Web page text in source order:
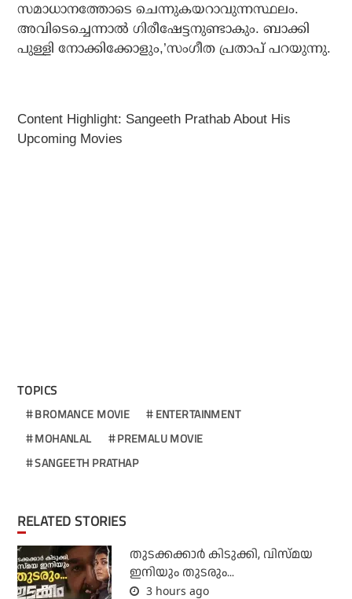
സമാധാനത്തോടെ ചെന്നുകയറാവുന്നസ്ഥലം.
അവിടെച്ചെന്നാൽ ഗിരീഷേട്ടനുണ്ടാകും. ബാക്കി
പുള്ളി നോക്കിക്കോളും,’സംഗീത പ്രതാപ് പറയുന്നു.
Content Highlight: Sangeeth Prathab About His
Upcoming Movies
TOPICS
BROMANCE MOVIE
ENTERTAINMENT
MOHANLAL
PREMALU MOVIE
SANGEETH PRATHAP
RELATED STORIES
തുടക്കക്കാര്‍ കിടുക്കി, വിസ്മയ
ഇനിയും തുടരും...
3 hours ago